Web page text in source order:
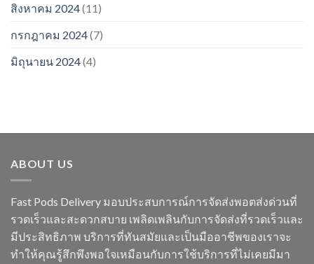
สิงหาคม 2024(11)
กรกฎาคม 2024(7)
มิถุนายน 2024(4)
ABOUT US
Fast Pods Delivery มอบประสบการณ์การจัดส่งพอตส่งด่วนที่
รวดเร็วและสะดวกสบาย เพลิดเพลินกับการจัดส่งที่รวดเร็วและ
มีประสิทธิภาพ บริการที่ทันสมัยและเป็นมืออาชีพของเราจะ
ทำให้คุณรู้สึกพึงพอใจเหมือนกับการใช้บริการที่ไม่เคยมีมา